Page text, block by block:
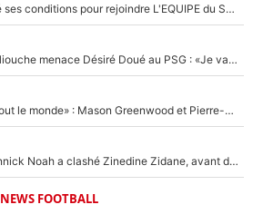
Raymond Domenech a posé ses conditions pour rejoindre L'EQUIPE du Soir : Il refuse de faire l'émission avec un autre chroniqueur !
Le transfert de Maghnes Akliouche menace Désiré Doué au PSG : «Je valide à 200%»
«La porte est ouverte pour tout le monde» : Mason Greenwood et Pierre-Emerick Aubameyang ont quitté l'OM, Amine Gouiri balance sur la suite du mercato et sur la réaction du vestiaire !
«Ça pue du c*l» : Quand Yannick Noah a clashé Zinedine Zidane, avant de se faire recadrer par le nouveau sélectionneur de l'équipe de France !
NEWS FOOTBALL